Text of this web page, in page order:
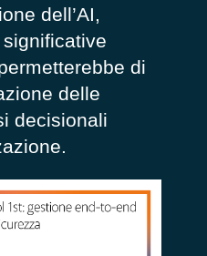
dell’AI,
di
delle
decisionali